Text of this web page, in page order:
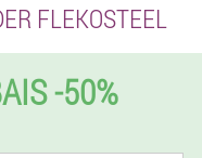
FLEKOSTEEL
-50%